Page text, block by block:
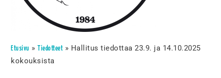
Etusivu » Tiedotteet » Hallitus tiedottaa 23.9. ja 14.10.2025
kokouksista